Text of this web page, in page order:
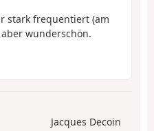
stark frequentiert (am
wunderschön.
Jacques Decoin